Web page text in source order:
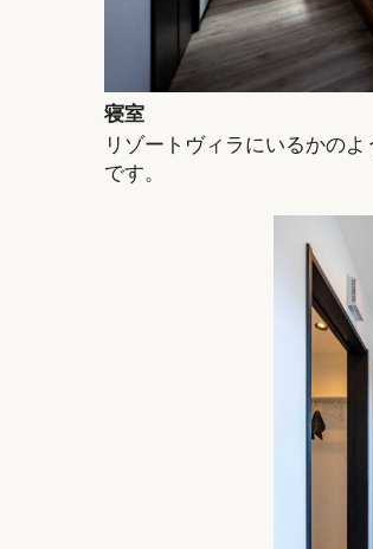
寝室
リゾートヴィラにいるかの
です。